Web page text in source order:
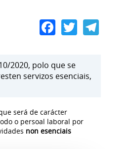
Facebook
Twitter
2020, polo que se
servizos esenciais,
será de carácter
o persoal laboral por
non esenciais